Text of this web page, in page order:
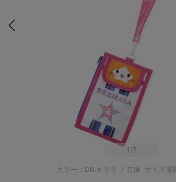
1 /7
カラー：DB.キララ / 在庫 サイズ